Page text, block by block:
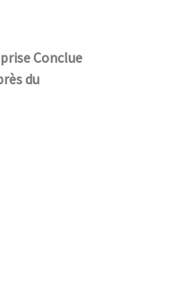
Conclue
du